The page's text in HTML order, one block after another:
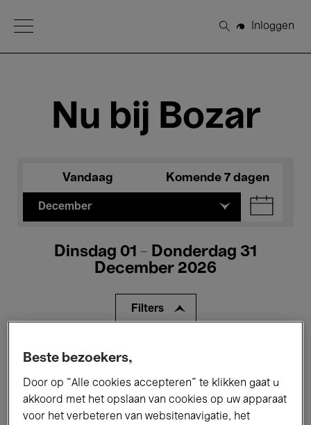
Open Menu
Zoeken
Inloggen
Nu bij Bozar
Vandaag Komende 7 dagen
December
Dinsdag 01 - Donderdag 31
December 2026
Filters
Alle evenementen
Tentoonstellingen Films
Performances Lezingen & Debatten
Beste bezoekers,
Door op “Alle cookies accepteren” te klikken gaat u
akkoord met het opslaan van cookies op uw apparaat
voor het verbeteren van websitenavigatie, het